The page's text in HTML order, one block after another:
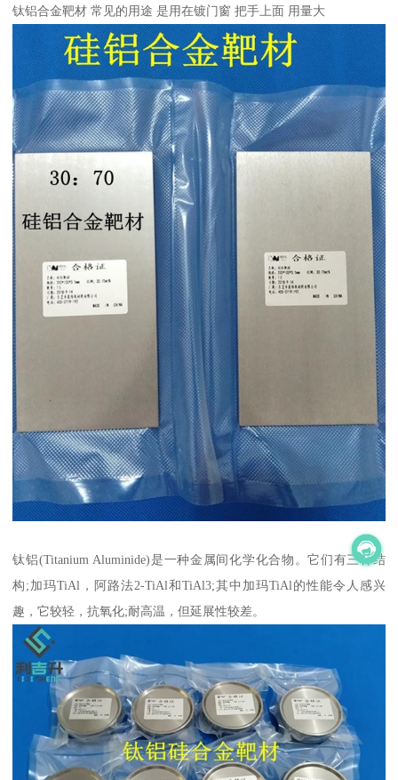
钛铝合金靶材 常见的用途 是用在镀门窗 把手上面 用量大
钛铝(Titanium Aluminide)是一种金属间化学化合物。它们有三种结
构;加玛TiAl，阿路法2-TiAl和TiAl3;其中加玛TiAl的性能令人感兴
趣，它较轻，抗氧化;耐高温，但延展性较差。